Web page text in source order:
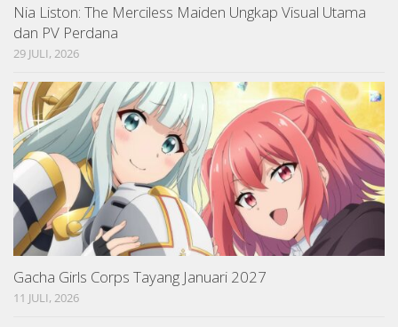
Nia Liston: The Merciless Maiden Ungkap Visual Utama
dan PV Perdana
29 JULI, 2026
Gacha Girls Corps Tayang Januari 2027
11 JULI, 2026